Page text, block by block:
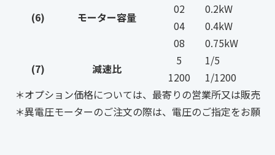
(6) モーター容量
02
04
08
0.2kW
0.4kW
0.75kW
(7)
減速比
5
1200
1/5
1/1200
＊オプション価格については、最寄りの営業所又は販売
＊異電圧モーターのご注文の際は、電圧のご指定をお願い